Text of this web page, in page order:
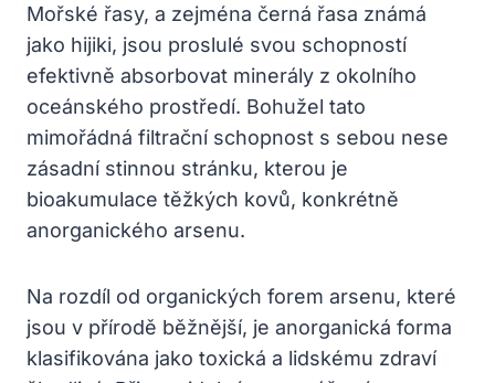
Mořské řasy, a zejména černá řasa známá
jako hijiki, jsou proslulé svou schopností
efektivně absorbovat minerály z okolního
oceánského prostředí. Bohužel tato
mimořádná filtrační schopnost s sebou nese
zásadní stinnou stránku, kterou je
bioakumulace těžkých kovů, konkrétně
anorganického arsenu.
Na rozdíl od organických forem arsenu, které
jsou v přírodě běžnější, je anorganická forma
klasifikována jako toxická a lidskému zdraví